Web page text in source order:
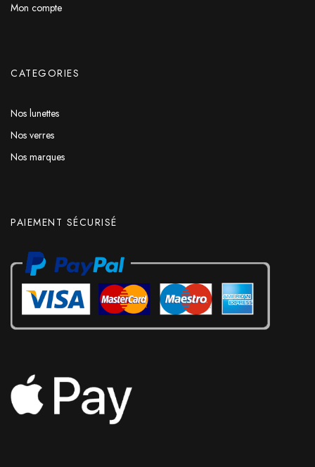
Mon compte
CATEGORIES
Nos lunettes
Nos verres
Nos marques
PAIEMENT SÉCURISÉ